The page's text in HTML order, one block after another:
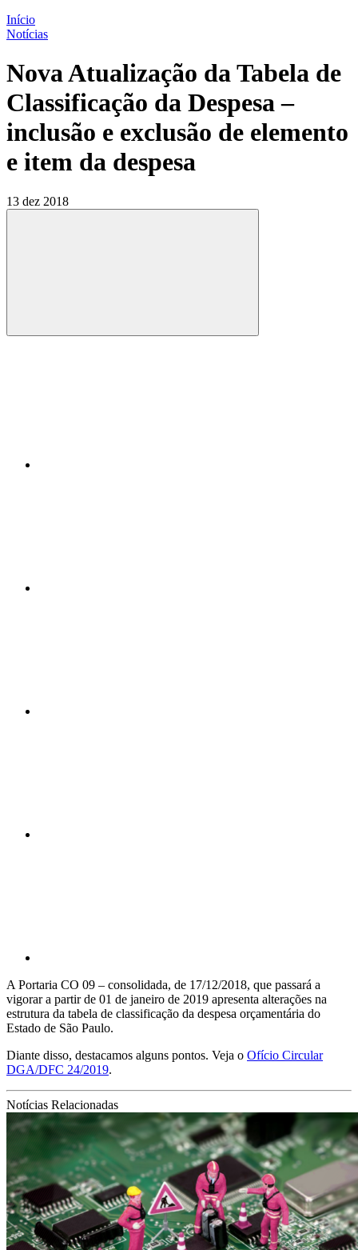
Início
Notícias
Nova Atualização da Tabela de
Classificação da Despesa –
inclusão e exclusão de elemento
e item da despesa
13 dez 2018
Compartilhar
A Portaria CO 09 – consolidada, de 17/12/2018, que passará a
vigorar a partir de 01 de janeiro de 2019 apresenta alterações na
estrutura da tabela de classificação da despesa orçamentária do
Estado de São Paulo.
Diante disso, destacamos alguns pontos. Veja o Ofício Circular
DGA/DFC 24/2019.
Notícias Relacionadas